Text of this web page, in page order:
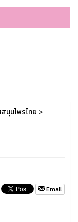
มุนไพรไทย >
Email